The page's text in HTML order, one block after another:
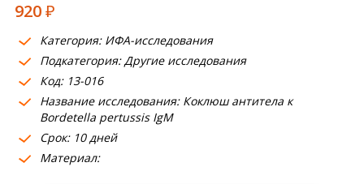
Врачи
Получить результат
Пациентам
О компании
Где сдать
920₽
Категория: ИФА-исследования
Подкатегория: Другие исследования
Код: 13-016
Название исследования: Коклюш антитела к
Bordetella pertussis IgM
Срок: 10 дней
Материал: